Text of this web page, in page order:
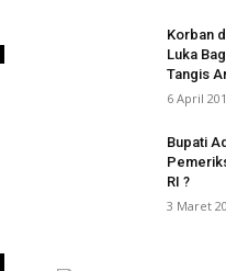
Korban
Luka
Tangis
6 April
Bupati
RI ?
3 Maret